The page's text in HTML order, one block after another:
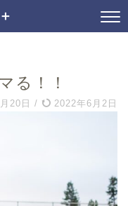
る！！
20日 / 2022年6月2日